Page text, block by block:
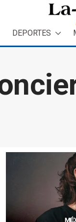
DEPORTES